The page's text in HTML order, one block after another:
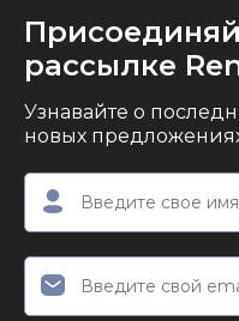
рассылке
Узнавайте о
новых